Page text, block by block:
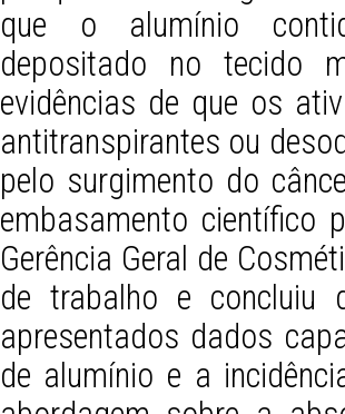
que o alumínio
depositado no tecido
evidências de que os
antitranspirantes ou
pelo surgimento do
embasamento científico
Gerência Geral de
de trabalho e concluiu
apresentados dados
de alumínio e a